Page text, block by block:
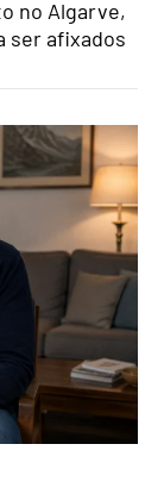
no Algarve,
ser afixados